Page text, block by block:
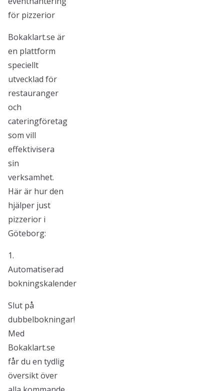
för pizzerior
Bokaklart.se är
en plattform
speciellt
utvecklad för
restauranger
och
cateringföretag
som vill
effektivisera
sin
verksamhet.
Här är hur den
hjälper just
pizzerior i
Göteborg:
1.
Automatiserad
bokningskalender
Slut på
dubbelbokningar!
Med
Bokaklart.se
får du en tydlig
översikt över